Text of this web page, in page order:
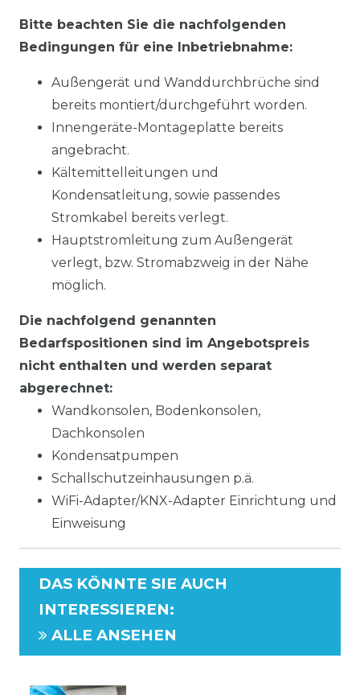
Bitte beachten Sie die nachfolgenden
Bedingungen für eine Inbetriebnahme:
Außengerät und Wanddurchbrüche sind
bereits montiert/durchgeführt worden.
Innengeräte-Montageplatte bereits
angebracht.
Kältemittelleitungen und
Kondensatleitung, sowie passendes
Stromkabel bereits verlegt.
Hauptstromleitung zum Außengerät
verlegt, bzw. Stromabzweig in der Nähe
möglich.
Die nachfolgend genannten
Bedarfspositionen sind im Angebotspreis
nicht enthalten und werden separat
abgerechnet:
Wandkonsolen, Bodenkonsolen,
Dachkonsolen
Kondensatpumpen
Schallschutzeinhausungen p.ä.
WiFi-Adapter/KNX-Adapter Einrichtung und
Einweisung
DAS KÖNNTE SIE AUCH
INTERESSIEREN:
ALLE ANSEHEN